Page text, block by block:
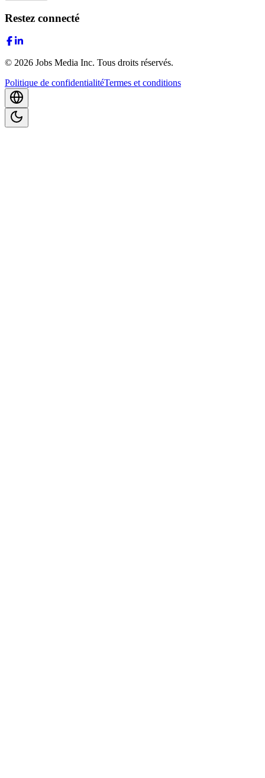
Restez connecté
© 2026 Jobs Media Inc. Tous droits réservés.
Politique de confidentialitéTermes et conditions